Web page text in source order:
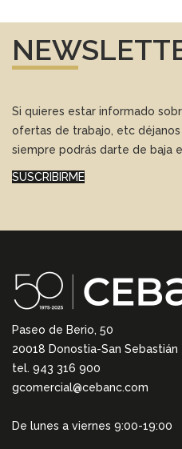
Si quieres estar informado
ofertas de trabajo, etc
siempre podrás darte de baja
SUSCRIBIRME
Paseo de Berio, 50
20018 Donostia-San Sebastián
tel. 943 316 900
gcomercial@cebanc.com
De lunes a viernes 9:00-19:00